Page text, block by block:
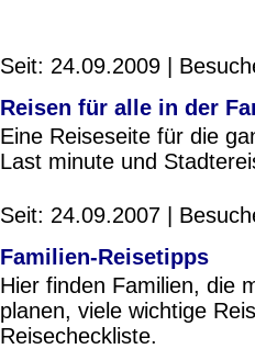
Seit: 24.09.2009 |
Reisen für alle in der
Eine Reiseseite für die
Last minute und
Seit: 24.09.2007 |
Familien-Reisetipps
Hier finden Familien, die
planen, viele wichtige
Reisecheckliste.